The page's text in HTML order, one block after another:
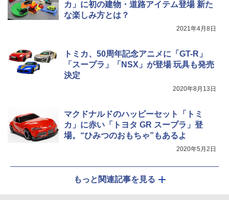
カ」に初の建物・道路アイテム登場 新た
な楽しみ方とは？
2021年4月8日
トミカ、50周年記念アニメに「GT-R」
「スープラ」「NSX」が登場 玩具も発売
決定
2020年8月13日
マクドナルドのハッピーセット「トミ
カ」に赤い「トヨタ GR スープラ」登
場。“ひみつのおもちゃ”もあるよ
2020年5月2日
もっと関連記事を見る